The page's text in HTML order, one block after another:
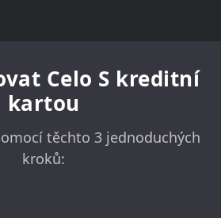
Celo S kreditní
kartou
těchto 3 jednoduchých
kroků: